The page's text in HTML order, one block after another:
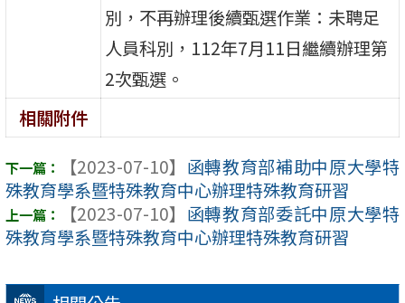
別，不再辦理後續甄選作業：未聘足
人員科別，112年7月11日繼續辦理第
2次甄選。
相關附件
【2023-07-10】 函轉教育部補助中原大學特
殊教育學系暨特殊教育中心辦理特殊教育研習
【2023-07-10】 函轉教育部委託中原大學特
殊教育學系暨特殊教育中心辦理特殊教育研習